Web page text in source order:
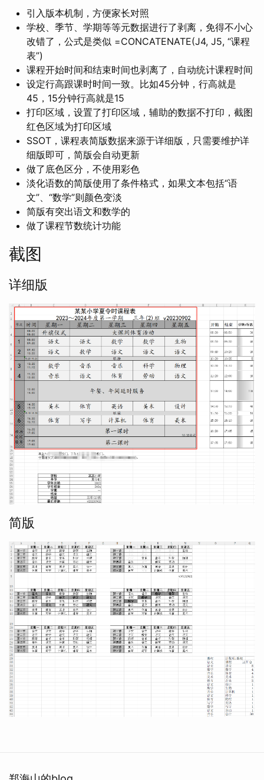
引入版本机制，方便家长对照
学校、季节、学期等等元数据进行了剥离，免得不小心
改错了，公式是类似 =CONCATENATE(J4, J5, “课程
表”)
课程开始时间和结束时间也剥离了，自动统计课程时间
设定行高跟课时时间一致。比如45分钟，行高就是
45，15分钟行高就是15
打印区域，设置了打印区域，辅助的数据不打印，截图
红色区域为打印区域
SSOT，课程表简版数据来源于详细版，只需要维护详
细版即可，简版会自动更新
做了底色区分，不使用彩色
淡化语数的简版使用了条件格式，如果文本包括“语
文”、“数学”则颜色变淡
简版有突出语文和数学的
做了课程节数统计功能
截图
详细版
简版